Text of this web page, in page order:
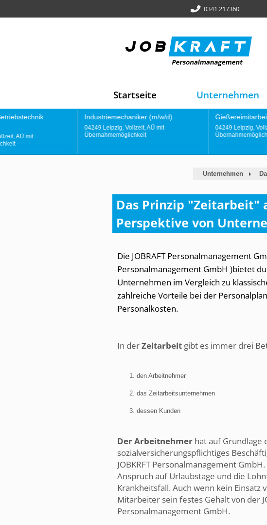
0341 217360
Startseite Unternehmen
Industriemechaniker (m/w/d)
04249 Leipzig, Vollzeit, AÜ mit
Übernahmemöglichkeit
Gießereimitarbeiter
04249 Leipzig, Vollzeit, AÜ mit
Übernahmemöglichkeit
Unternehmen
Das Prinzip "Zeitarbeit"
Perspektive von
Die JOBRAFT Personalmanagement
Personalmanagement GmbH )bietet
Unternehmen im Vergleich zu
zahlreiche Vorteile bei der
Personalkosten.
In derZeitarbeitgibt es immer drei
den Arbeitnehmer
das Zeitarbeitsunternehmen
dessen Kunden
Der Arbeitnehmerhat auf Grundlage
sozialversicherungspflichtiges
JOBKRFT Personalmanagement
Anspruch auf Urlaubstage und die
Krankheitsfall. Auch wenn kein Einsatz
Mitarbeiter sein festes Gehalt von der
Personalmanagement GmbH.